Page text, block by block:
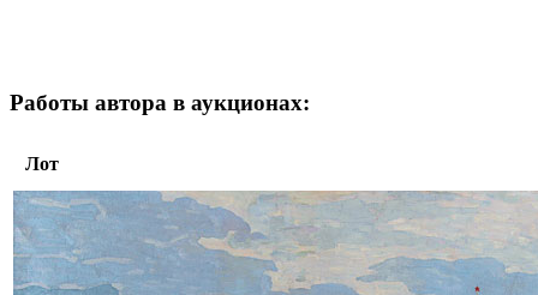
Работы автора в аукционах:
Лот